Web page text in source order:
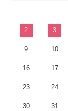
2 3
9 10
16 17
23 24
30 31